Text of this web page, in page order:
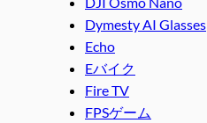
Dymesty AI Glasses
Echo
Eバイク
Fire TV
FPSゲーム